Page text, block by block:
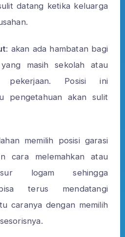
datang ketika keluarga
: akan ada hambatan bagi
masih sekolah atau
pekerjaan. Posisi ini
pengetahuan akan sulit
memilih posisi garasi
cara melemahkan atau
logam sehingga
terus mendatangi
caranya dengan memilih